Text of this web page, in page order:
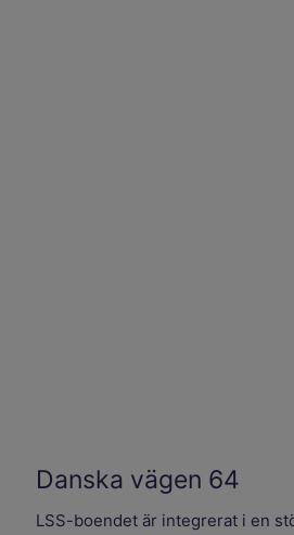
Danska vägen 64
LSS-boendet är integrerat i en